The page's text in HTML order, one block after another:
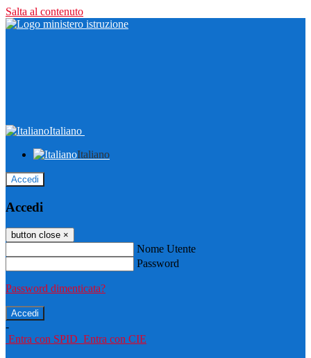
Salta al contenuto
Italiano
Italiano
Accedi
Accedi
button close ×
Nome Utente
Password
Password dimenticata?
-
Entra con SPID Entra con CIE